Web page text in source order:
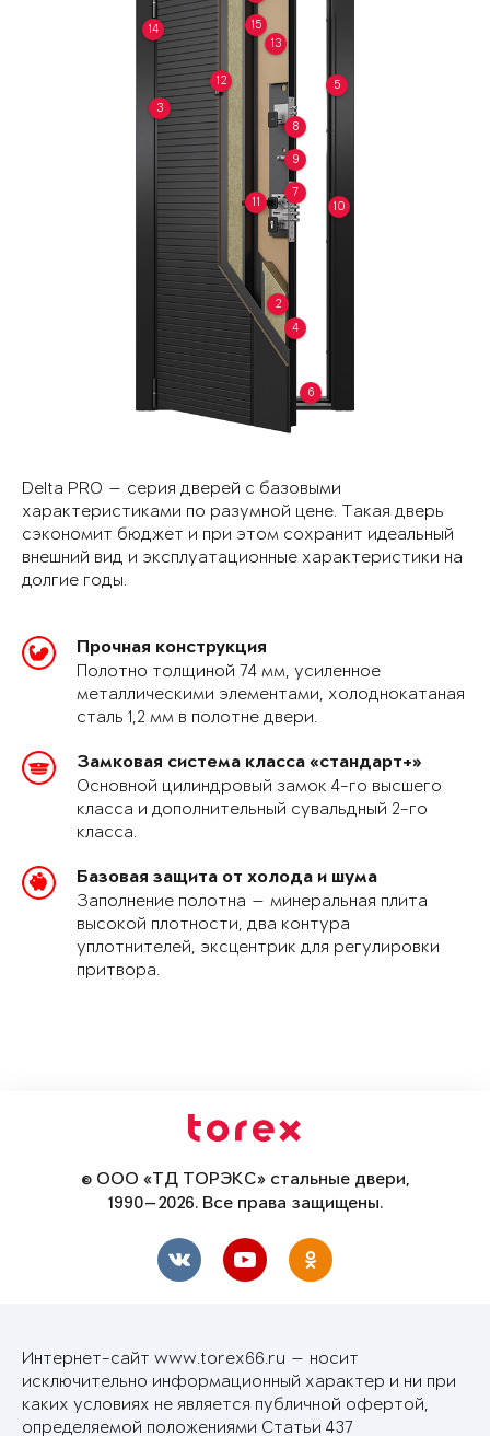
2
3
4
5
6
7
8
9
10
11
12
13
14 15
Delta PRO — серия дверей с базовыми
характеристиками по разумной цене. Такая дверь
сэкономит бюджет и при этом сохранит идеальный
внешний вид и эксплуатационные характеристики на
долгие годы.
Прочная конструкция
Полотно толщиной 74 мм, усиленное
металлическими элементами, холоднокатаная
сталь 1,2 мм в полотне двери.
Замковая система класса «стандарт+»
Основной цилиндровый замок 4-го высшего
класса и дополнительный сувальдный 2-го
класса.
Базовая защита от холода и шума
Заполнение полотна — минеральная плита
высокой плотности, два контура
уплотнителей, эксцентрик для регулировки
притвора.
© ООО «ТД ТОРЭКС» стальные двери,
1990—2026. Все права защищены.
Интернет-сайт www.torex66.ru — носит
исключительно информационный характер и ни при
каких условиях не является публичной офертой,
определяемой положениями Статьи 437